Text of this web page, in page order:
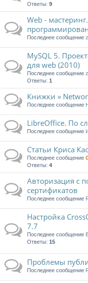
Ответы: 9
Web -
Последнее сообщение
MySQL 5.
для web (2010)
Последнее сообщение
Ответы: 1
Книжки »
Последнее сообщение
LibreOffice. По
Последнее сообщение
Статьи Криса
Последнее сообщение
Ответы: 4
Авторизация с
сертификатов
Последнее сообщение
Настройка
7.7
Последнее сообщение
Ответы: 15
Проблемы
Последнее сообщение